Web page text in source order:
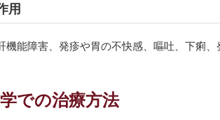
用
機能障害、発疹や胃の不快感、嘔吐、下痢、
での治療方法